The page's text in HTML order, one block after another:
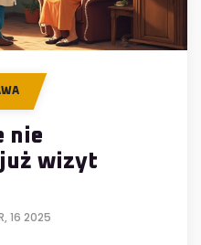
nie
wizyt
16 2025